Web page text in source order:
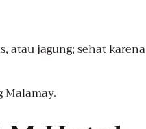
atau jagung; sehat karena
Malamay.